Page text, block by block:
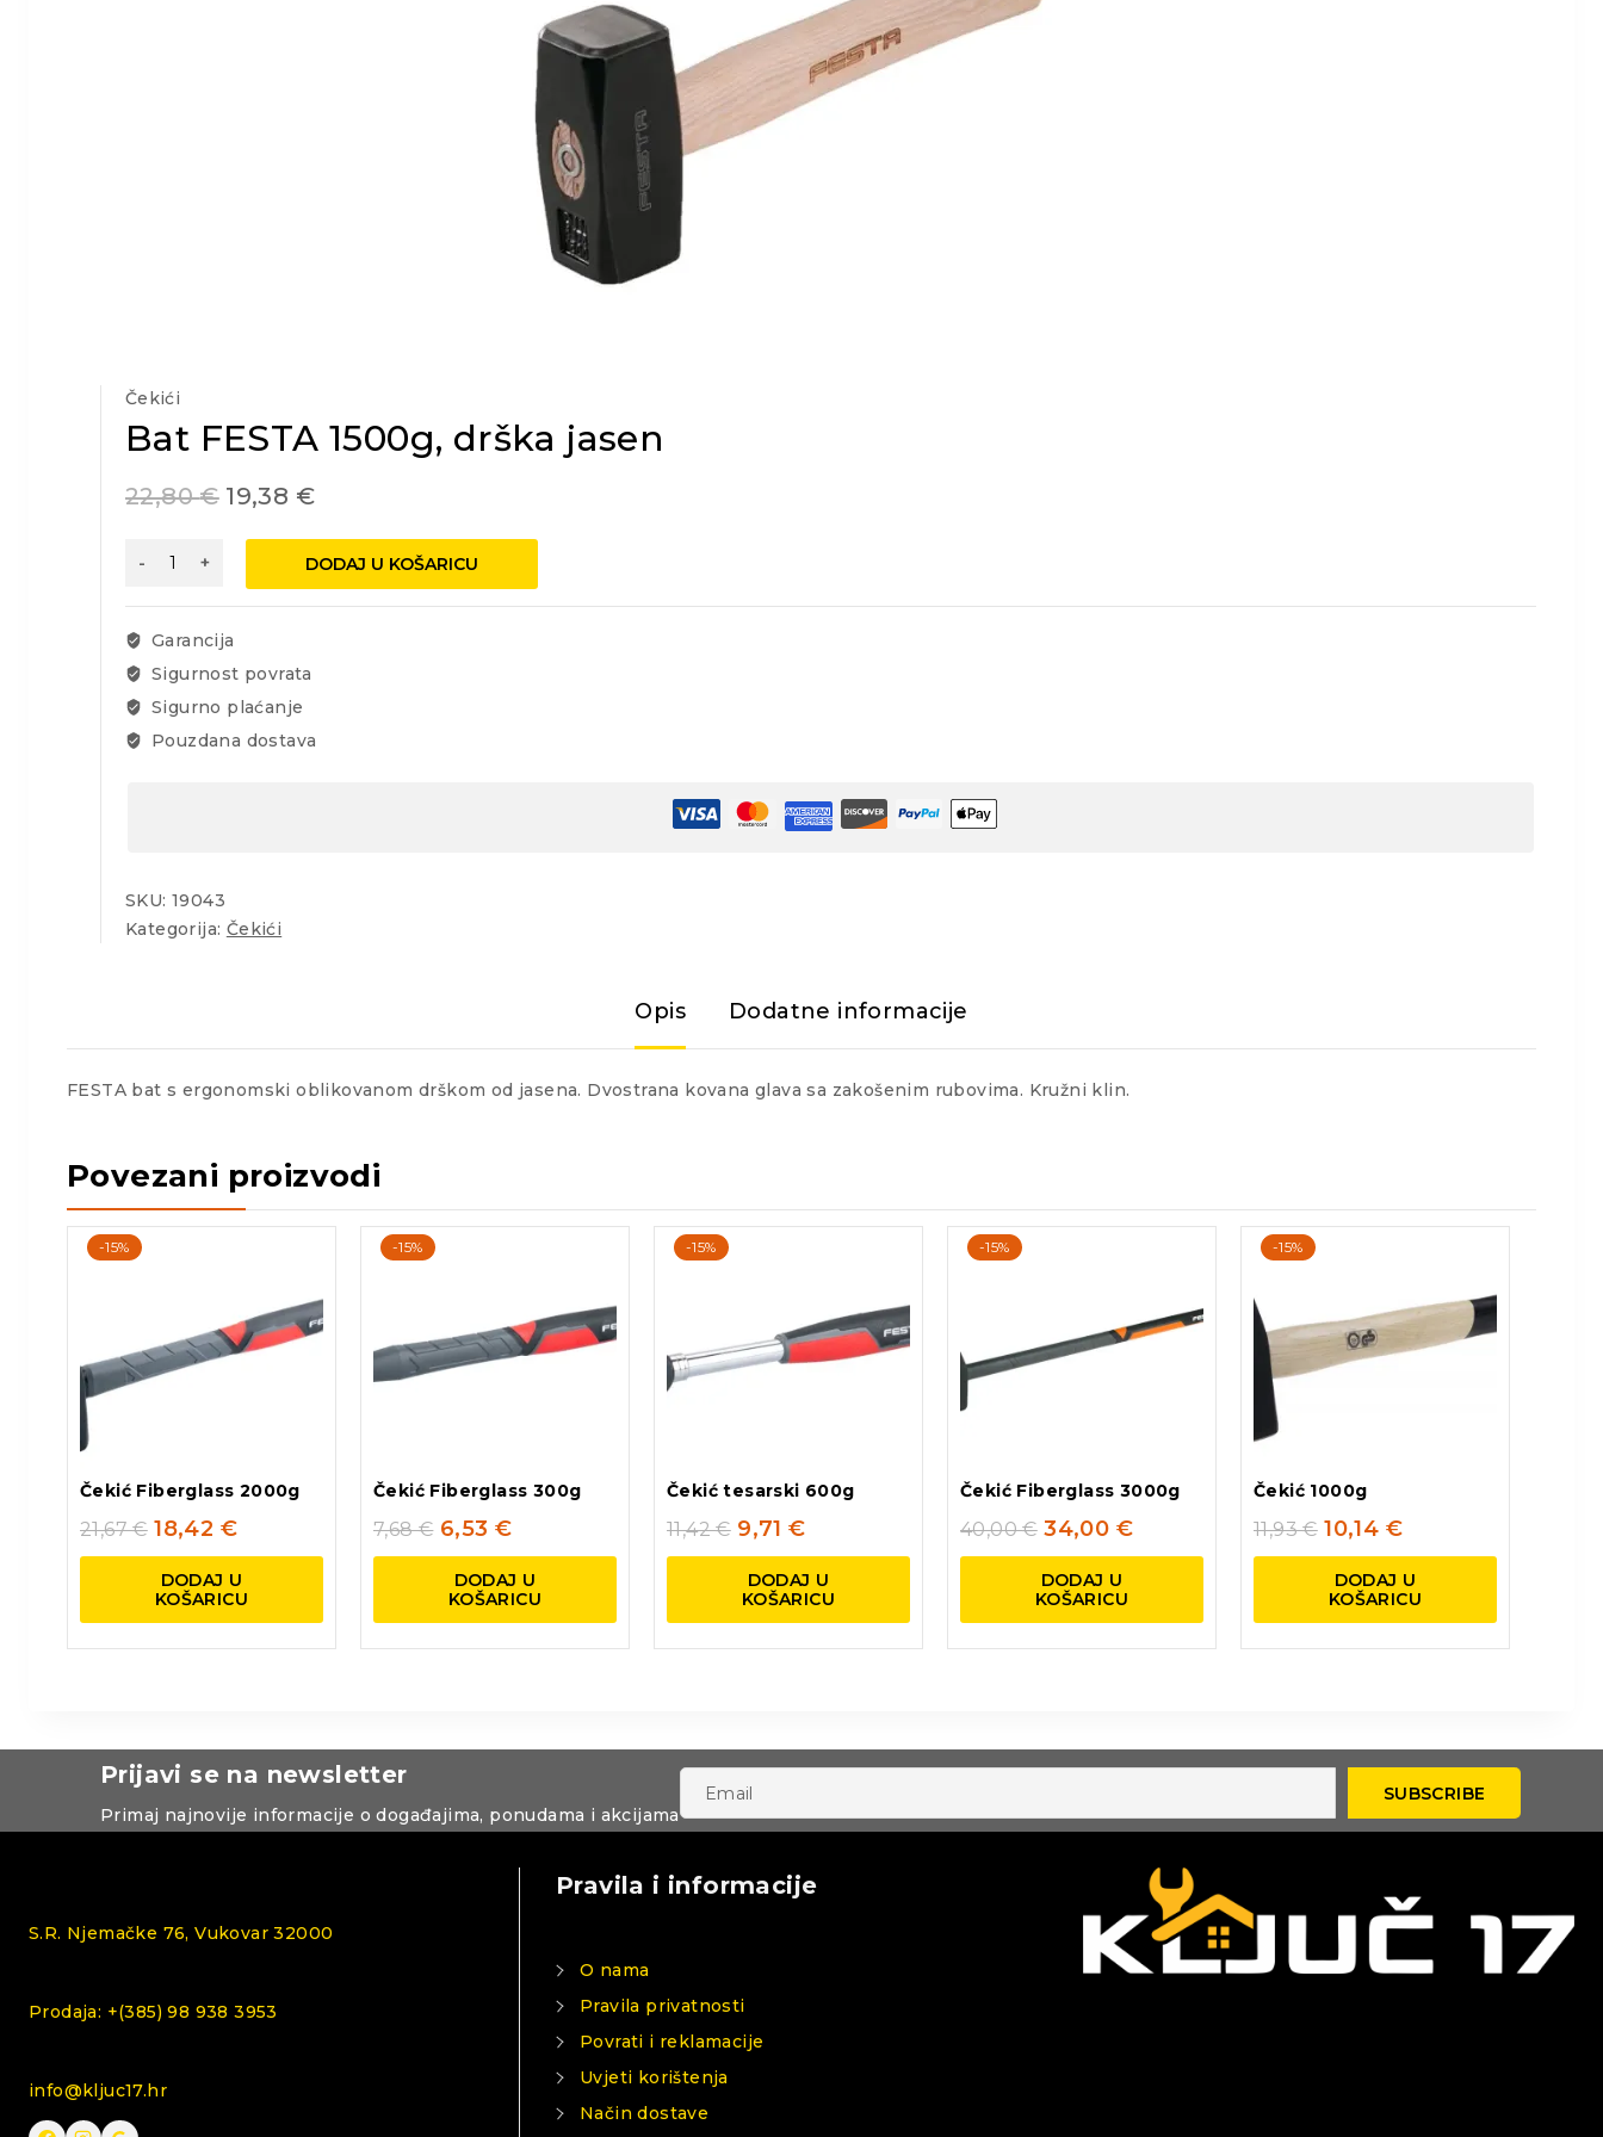
Čekići
Bat FESTA 1500g, drška jasen
22,80€ 19,38 €
Bat
1500g,
drška
količina
DODAJ U KOŠARICU
Garancija
Sigurnost povrata
Sigurno plaćanje
Pouzdana dostava
SKU: 19043
Kategorija: Čekići
Opis Dodatne informacije
FESTA bat s ergonomski oblikovanom drškom od jasena. Dvostrana kovana glava sa zakošenim rubovima. Kružni klin.
Povezani proizvodi
-15%
Čekić Fiberglass 2000g
21,67€ 18,42 €
DODAJ U
KOŠARICU
-15%
Čekić Fiberglass 300g
7,68€ 6,53 €
DODAJ U
KOŠARICU
-15%
Čekić tesarski 600g
11,42€ 9,71€
DODAJ U
KOŠARICU
-15%
Čekić Fiberglass 3000g
40,00€ 34,00 €
DODAJ U
KOŠARICU
-15%
Čekić 1000g
11,93€ 10,14 €
DODAJ U
KOŠARICU
Prijavi se na newsletter
Primaj najnovije informacije o događajima, ponudama i akcijama
S.R. Njemačke 76, Vukovar 32000
Prodaja: +(385) 98 938 3953
info@kljuc17.hr
Pravila i informacije
O nama
Pravila privatnosti
Povrati i reklamacije
Uvjeti korištenja
Način dostave